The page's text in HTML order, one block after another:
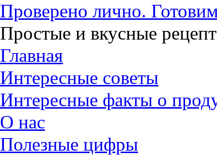
Проверено лично.
Простые и вкусные
Главная
Интересные советы
Интересные факты о
О нас
Полезные цифры